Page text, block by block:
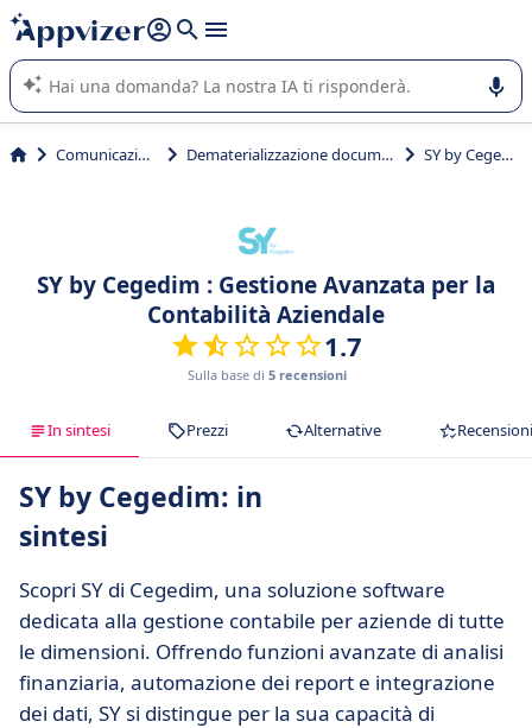
righe con
shift + enter
L'IA di Appvizer vi guida nell'utilizzo o nella scelta di un
software SaaS per la vostra azienda.
Comunicazione Dematerializzazione documenti SY by Cegedim
SY by Cegedim : Gestione Avanzata per la
Contabilità Aziendale
1.7
Sulla base di 5 recensioni
In sintesi Prezzi Alternative Recensioni
SY by Cegedim: in
sintesi
Scopri SY di Cegedim, una soluzione software
dedicata alla gestione contabile per aziende di tutte
le dimensioni. Offrendo funzioni avanzate di analisi
finanziaria, automazione dei report e integrazione
dei dati, SY si distingue per la sua capacità di